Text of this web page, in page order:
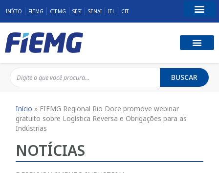
INÍCIO FIEMG CIEMG SESI SENAI IEL CIT
BUSCAR
Início » FIEMG Regional Rio Doce promove webinar
gratuito sobre Logística Reversa e Obrigações para as
Indústrias
NOTÍCIAS